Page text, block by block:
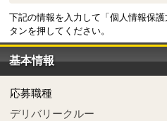
下記の情報を入力して「個人情報保
タンを押してください。
基本情報
応募職種
デリバリークルー